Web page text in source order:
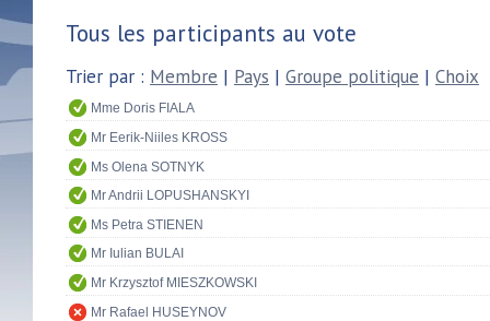
Tous les participants au vote
Trier par : Membre | Pays | Groupe politique | Choix
Mme Doris FIALA
Mr Eerik-Niiles KROSS
Ms Olena SOTNYK
Mr Andrii LOPUSHANSKYI
Ms Petra STIENEN
Mr Iulian BULAI
Mr Krzysztof MIESZKOWSKI
Mr Rafael HUSEYNOV